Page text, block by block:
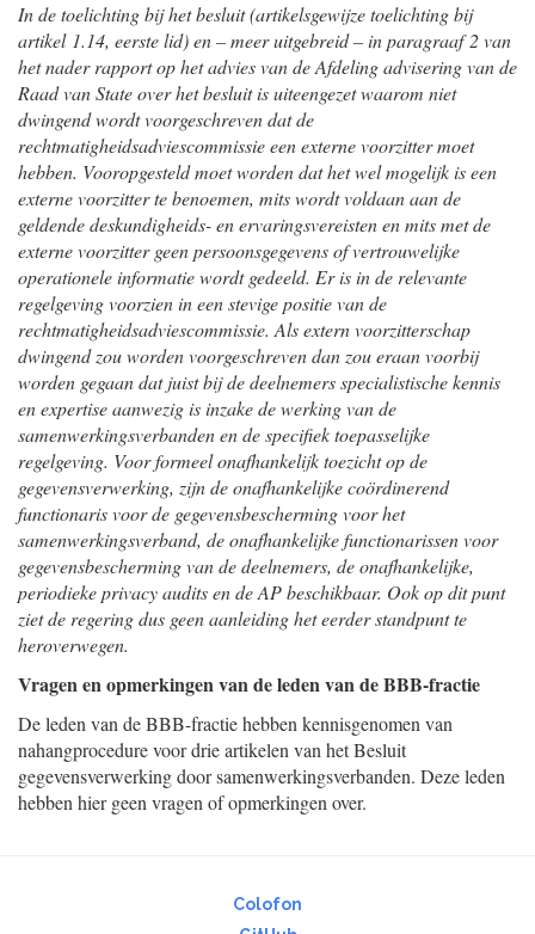
In de toelichting bij het besluit (artikelsgewijze toelichting bij
artikel 1.14, eerste lid) en – meer uitgebreid – in paragraaf 2 van
het nader rapport op het advies van de Afdeling advisering van de
Raad van State over het besluit is uiteengezet waarom niet
dwingend wordt voorgeschreven dat de
rechtmatigheidsadviescommissie een externe voorzitter moet
hebben. Vooropgesteld moet worden dat het wel mogelijk is een
externe voorzitter te benoemen, mits wordt voldaan aan de
geldende deskundigheids- en ervaringsvereisten en mits met de
externe voorzitter geen persoonsgegevens of vertrouwelijke
operationele informatie wordt gedeeld. Er is in de relevante
regelgeving voorzien in een stevige positie van de
rechtmatigheidsadviescommissie. Als extern voorzitterschap
dwingend zou worden voorgeschreven dan zou eraan voorbij
worden gegaan dat juist bij de deelnemers specialistische kennis
en expertise aanwezig is inzake de werking van de
samenwerkingsverbanden en de specifiek toepasselijke
regelgeving. Voor formeel onafhankelijk toezicht op de
gegevensverwerking, zijn de onafhankelijke coördinerend
functionaris voor de gegevensbescherming voor het
samenwerkingsverband, de onafhankelijke functionarissen voor
gegevensbescherming van de deelnemers, de onafhankelijke,
periodieke privacy audits en de AP beschikbaar. Ook op dit punt
ziet de regering dus geen aanleiding het eerder standpunt te
heroverwegen.
Vragen en opmerkingen van de leden van de BBB-fractie
De leden van de BBB-fractie hebben kennisgenomen van
nahangprocedure voor drie artikelen van het Besluit
gegevensverwerking door samenwerkingsverbanden. Deze leden
hebben hier geen vragen of opmerkingen over.
Colofon